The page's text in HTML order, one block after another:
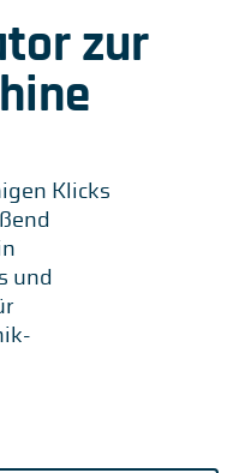
zur
Klicks
und